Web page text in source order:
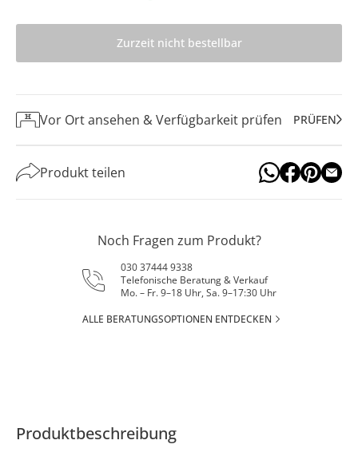
Zurzeit nicht bestellbar
Vor Ort ansehen & Verfügbarkeit prüfen PRÜFEN
Produkt teilen
Noch Fragen zum Produkt?
030 37444 9338
Telefonische Beratung & Verkauf
Mo. – Fr. 9–18 Uhr, Sa. 9–17:30 Uhr
ALLE BERATUNGSOPTIONEN ENTDECKEN
Produktbeschreibung